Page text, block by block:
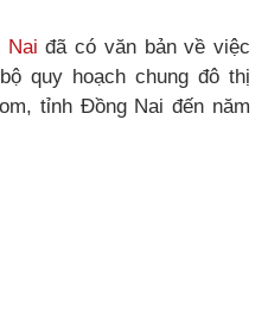
Nai đã có văn bản về việc
quy hoạch chung đô thị
tỉnh Đồng Nai đến năm